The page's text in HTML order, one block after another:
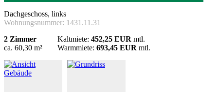
Dachgeschoss, links
Wohnungsnummer: 1431.11.31
2 Zimmer
ca. 60,30 m²
Kaltmiete: 452,25 EUR mtl.
Warmmiete: 693,45 EUR mtl.